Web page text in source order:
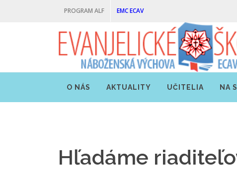
PROGRAM ALF EMC ECAV
O NÁS AKTUALITY UČITELIA NA
Hľadáme